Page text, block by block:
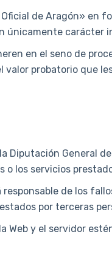
de Aragón» en
únicamente carácter
en el seno de
probatorio que
Diputación General
los servicios
de los
por terceras
Web y el servidor